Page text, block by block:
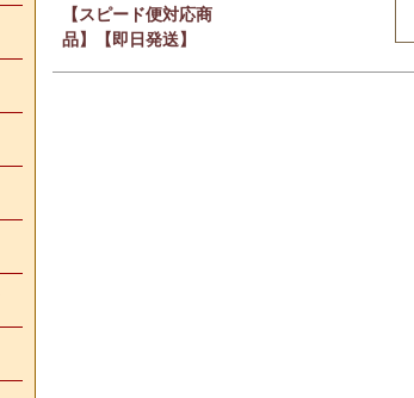
【スピード便対応商
品】【即日発送】